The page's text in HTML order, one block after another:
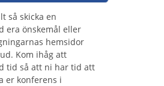
så skicka en
era önskemål eller
hemsidor
Kom ihåg att
tid så att ni har tid att
er konferens i